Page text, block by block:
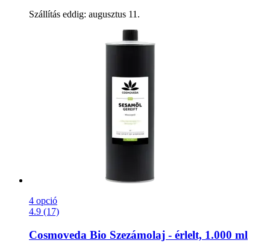
Szállítás eddig: augusztus 11.
4 opció
4.9 (17)
Cosmoveda Bio Szezámolaj -​ érlelt, 1.000 ml